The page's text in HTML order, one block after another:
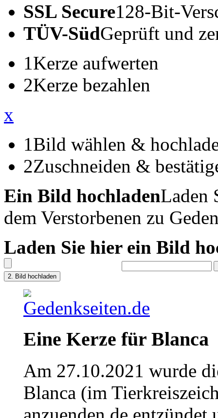
SSL Secure128-Bit-
TÜV-SüdGeprüft und
1Kerze aufwerten
2Kerze bezahlen
x
1Bild wählen &
2Zuschneiden &
Ein Bild hochladenLaden
dem Verstorbenen zu
Laden Sie hier ein Bild
Eine Kerze für Blanca
Am 27.10.2021 wurde
Blanca (im